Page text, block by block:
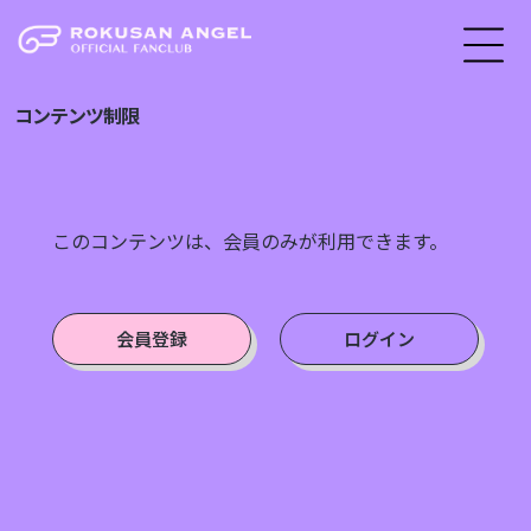
コンテンツ制限
このコンテンツは、会員のみが利用できます。
会員登録 ログイン